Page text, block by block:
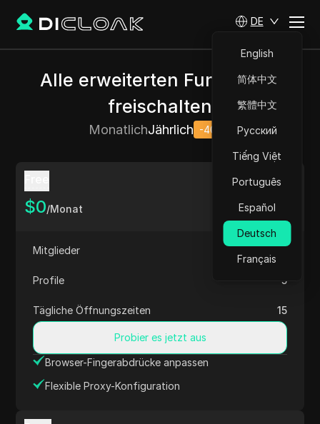
DE
English
简体中文
繁體中文
Русский
Tiếng Việt
Português
Español
Deutsch
Français
Alle erweiterten Funktionen
freischalten
MonatlichJährlich -40%
$0/Monat
Mitglieder 1
Profile 5
Tägliche Öffnungszeiten 15
Probier es jetzt aus
Browser-Fingerabdrücke anpassen
Flexible Proxy-Konfiguration